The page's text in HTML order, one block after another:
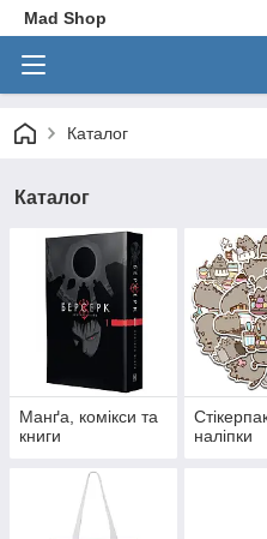
Mad Shop
Каталог
Каталог
Манґа, комікси та
книги
наліпки